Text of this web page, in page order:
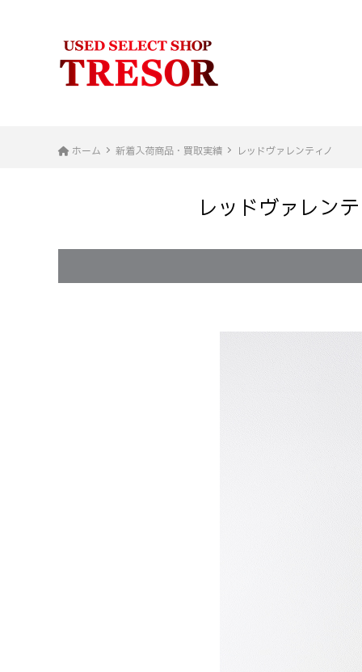
ホーム 新着入荷商品・買取実績 レッドヴァレンティノ
レッドヴァレン